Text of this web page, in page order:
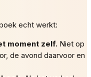
echt werkt:
moment zelf. Niet op
de avond daarvoor en